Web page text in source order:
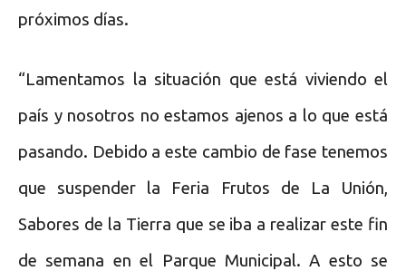
próximos días.
“Lamentamos la situación que está viviendo el
país y nosotros no estamos ajenos a lo que está
pasando. Debido a este cambio de fase tenemos
que suspender la Feria Frutos de La Unión,
Sabores de la Tierra que se iba a realizar este fin
de semana en el Parque Municipal. A esto se